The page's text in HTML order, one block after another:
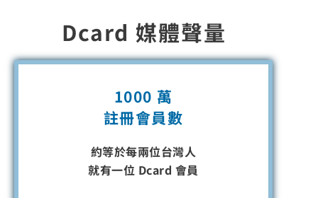
Dcard 媒體聲量
1000 萬
註冊會員數
約等於每兩位台灣人
就有一位 Dcard 會員